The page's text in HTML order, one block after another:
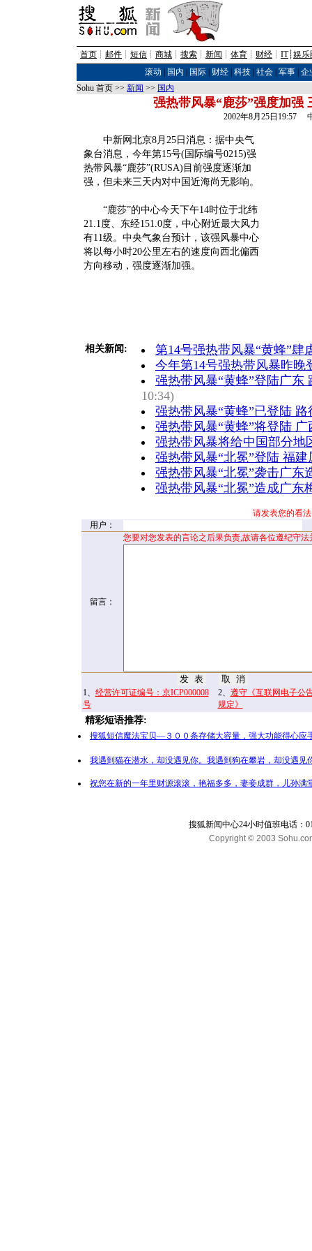
首页 ┊ 邮件 ┊ 短信 ┊ 商城 ┊ 搜索 ┊ 新闻 ┊ 体育 ┊ 财经 ┊ IT┊ 娱乐
滚动
国内 国际| 财经| 科技| 社会| 军事| 企
Sohu 首页 >> 新闻 >> 国内
强热带风暴“鹿莎”强度加强
2002年8月25日19:57
中新网北京8月25日消息：据中央气
象台消息，今年第15号(国际编号0215)强
热带风暴“鹿莎”(RUSA)目前强度逐渐加
强，但未来三天内对中国近海尚无影响。
“鹿莎”的中心今天下午14时位于北纬
21.1度、东经151.0度，中心附近最大风力
有11级。中央气象台预计，该强风暴中心
将以每小时20公里左右的速度向西北偏西
方向移动，强度逐渐加强。
相关新闻:
第14号强热带风暴“黄蜂”肆
今年第14号强热带风暴昨晚
强热带风暴“黄蜂”登陆广东
10:34)
强热带风暴“黄蜂”已登陆
强热带风暴“黄蜂”将登陆
强热带风暴将给中国部分地
强热带风暴“北冕”登陆 福
强热带风暴“北冕”袭击广东
强热带风暴“北冕”造成广东
请发表您的看
用户：
留言：
您要对您发表的言论之后果负责,故请各位遵纪守
1、 经营许可证编号：京ICP000008
号
2、 遵守《互联网电子公
规定》
精彩短语推荐:
搜狐短信魔法宝贝—３００条存储大容量，强大功能得心应
我遇到猫在潜水，却没遇见你。我遇到狗在攀岩，却没遇
祝您在新的一年里财源滚滚，艳福多多，妻妾成群，儿孙
搜狐新闻中心24小时值班电话：
Copyright © 2003